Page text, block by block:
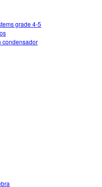
grade 4-5
condensador